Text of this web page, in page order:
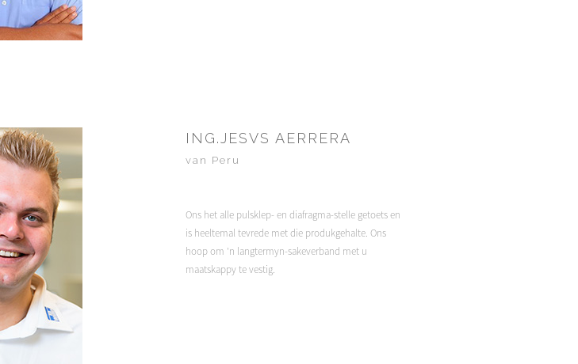
ING.JESVS AERRERA
van Peru
Ons het alle pulsklep- en diafragma-stelle getoets en
is heeltemal tevrede met die produkgehalte. Ons
hoop om 'n langtermyn-sakeverband met u
maatskappy te vestig.